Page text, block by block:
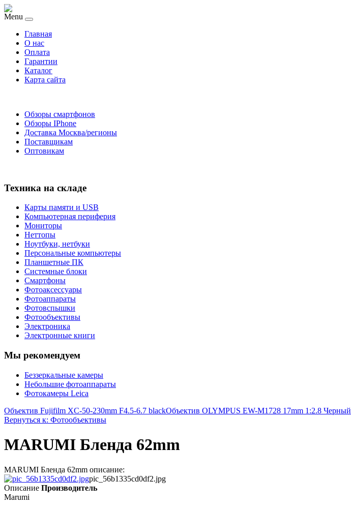
Menu
Главная
O нас
Оплата
Гарантии
Каталог
Карта сайта
Обзоры смартфонов
Обзоры IPhone
Доставка Москва/регионы
Поставщикам
Оптовикам
Техника на складе
Карты памяти и USB
Компьютерная периферия
Мониторы
Неттопы
Ноутбуки, нетбуки
Персональные компьютеры
Планшетные ПК
Системные блоки
Смартфоны
Фотоаксессуары
Фотоаппараты
Фотовспышки
Фотообъективы
Электроника
Электронные книги
Мы рекомендуем
Беззеркальные камеры
Небольшие фотоаппараты
Фотокамеры Leica
Объектив Fujifilm XC-50-230mm F4.5-6.7 blackОбъектив OLYMPUS EW-M1728 17mm 1:2.8 Черный
Вернуться к: Фотообъективы
MARUMI Бленда 62mm
MARUMI Бленда 62mm описание:
pic_56b1335cd0df2.jpg
Описание Производитель
Marumi